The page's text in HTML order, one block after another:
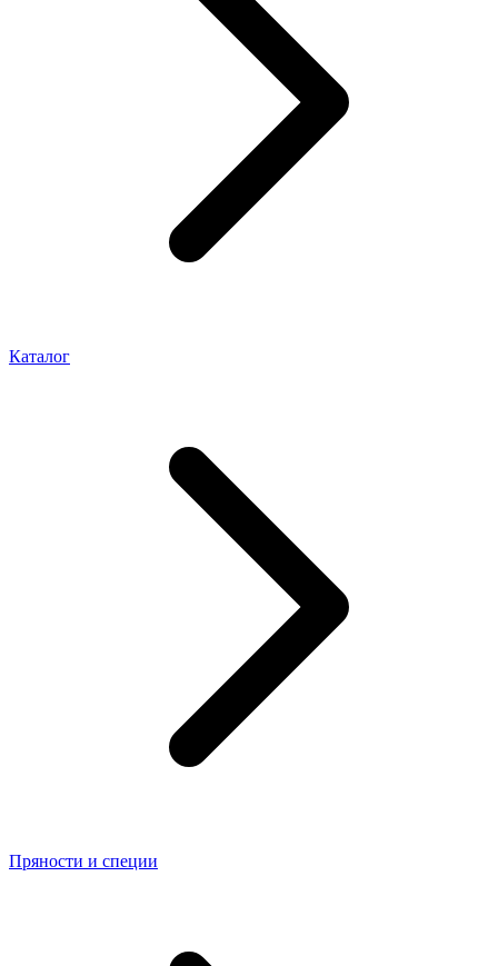
Каталог
Пряности и специи